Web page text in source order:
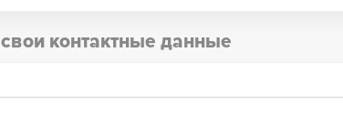
контактные данные